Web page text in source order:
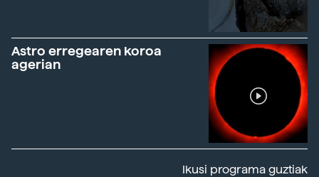
Astro erregearen koroa
agerian
Ikusi programa guztiak